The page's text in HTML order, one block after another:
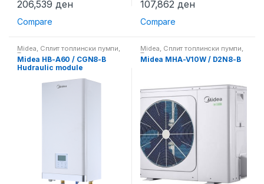
206,539 ден
Compare
107,862 ден
Compare
Midea, Сплит топлински пумпи,
Топлински пумпи
Midea HB-A60 / CGN8-B
Hudraulic module
Midea, Сплит топлински пумпи,
Топлински пумпи
Midea MHA-V10W / D2N8-B